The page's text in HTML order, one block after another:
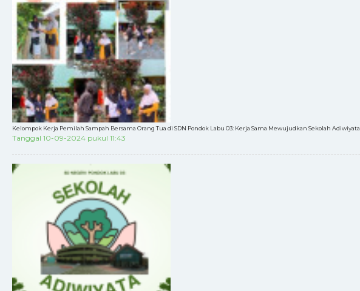
Kelompok Kerja Pemilah Sampah Bersama Orang Tua di SDN Pondok Labu 03: Kerja Sama Mewujudkan Sekolah Adiwiyata
Tanggal 10-09-2024 pukul 11:43